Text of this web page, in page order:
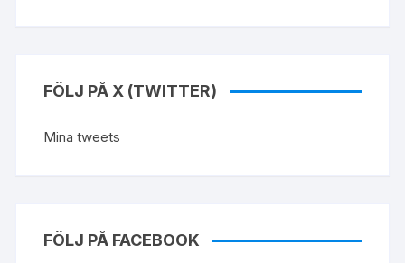
FÖLJ PÅ X (TWITTER)
Mina tweets
FÖLJ PÅ FACEBOOK